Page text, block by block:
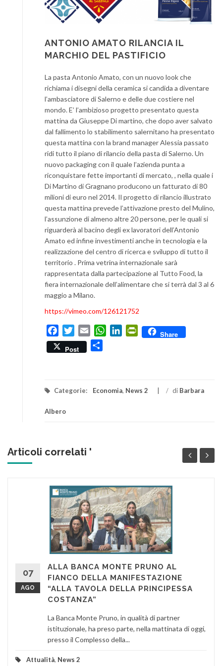
ANTONIO AMATO RILANCIA IL
MARCHIO DEL PASTIFICIO
La pasta Antonio Amato, con un nuovo look che
richiama i disegni della ceramica si candida a diventare
l’ambasciatore di Salerno e delle due costiere nel
mondo. E’ l’ambizioso progetto presentato questa
mattina da Giuseppe Di martino, che dopo aver salvato
dal fallimento lo stabilimento salernitano ha presentato
questa mattina con la brand manager Alessia passato
ridi tutto il piano di rilancio della pasta di Salerno. Un
nuovo packaging con il quale l’azienda punta a
riconquistare fette importanti di mercato, , nella quale i
Di Martino di Gragnano producono un fatturato di 80
milioni di euro nel 2014. Il progetto di rilancio illustrato
questa mattina prevede l’attivazione presto del Mulino,
l’assunzione di almeno altre 20 persone, per le quali si
riguarderà al bacino degli ex lavoratori dell’Antonio
Amato ed infine investimenti anche in tecnologia e la
realizzazione del centro di ricerca e sviluppo di tutto il
territorio . Prima vetrina internazionale sarà
rappresentata dalla partecipazione al Tutto Food, la
fiera internazionale dell’alimentare che si terrà dal 3 al 6
maggio a Milano.
https://vimeo.com/126121752
FacebookTwitterEmail WhatsApp
LinkedInPrintFriendly
Share
Post
Categorie: Economia, News 2 / di Barbara
Albero
Articoli correlati '
07
AGO
ALLA BANCA MONTE PRUNO AL
FIANCO DELLA MANIFESTAZIONE
“ALLA TAVOLA DELLA PRINCIPESSA
COSTANZA”
La Banca Monte Pruno, in qualità di partner
istituzionale, ha preso parte, nella mattinata di oggi,
presso il Complesso della...
Attualità, News 2